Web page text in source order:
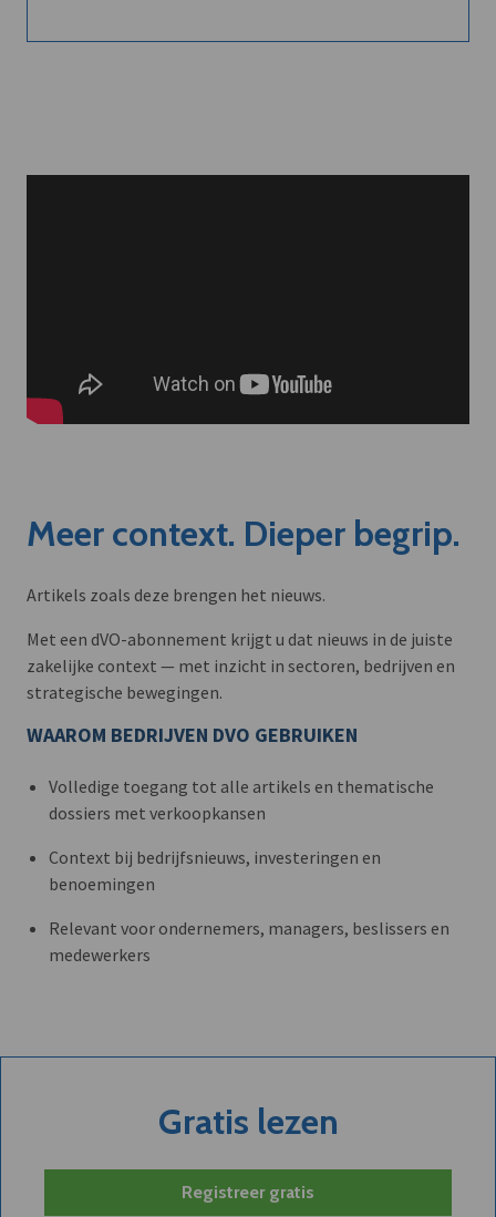
Meer context. Dieper begrip.
Artikels zoals deze brengen het nieuws.
Met een dVO-abonnement krijgt u dat nieuws in de juiste
zakelijke context — met inzicht in sectoren, bedrijven en
strategische bewegingen.
WAAROM BEDRIJVEN DVO GEBRUIKEN
Volledige toegang tot alle artikels en thematische
dossiers met verkoopkansen
Context bij bedrijfsnieuws, investeringen en
benoemingen
Relevant voor ondernemers, managers, beslissers en
medewerkers
Gratis lezen
Registreer gratis